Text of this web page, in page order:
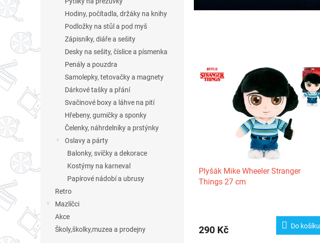
Hodiny, počítadla, držáky na knihy
Podložky na stůl a pod myš
Zápisníky, diáře a sešity
Desky na sešity, číslice a písmenka
Penály a pouzdra
Samolepky, tetovačky a magnety
Dárkové tašky a přání
Svačinové boxy a láhve na pití
Hřebeny, gumičky a sponky
Čelenky, náhrdelníky a prstýnky
Oslavy a párty
Balonky, svíčky a dekorace
Kostýmy na karneval
Papírové nádobí a ubrusy
Retro
Mazlíčci
Akce
Školy,školky,muzea a prodejny
Plyšák Mike Wheeler Stranger
Things 27 cm
290 Kč Do košíku